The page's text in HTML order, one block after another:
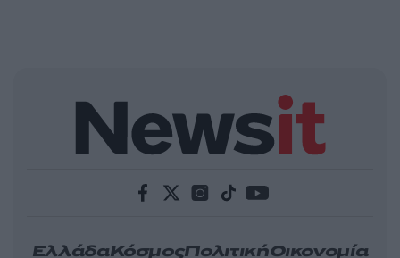
ΕλλάδαΚόσμοςΠολιτικήΟικονομία